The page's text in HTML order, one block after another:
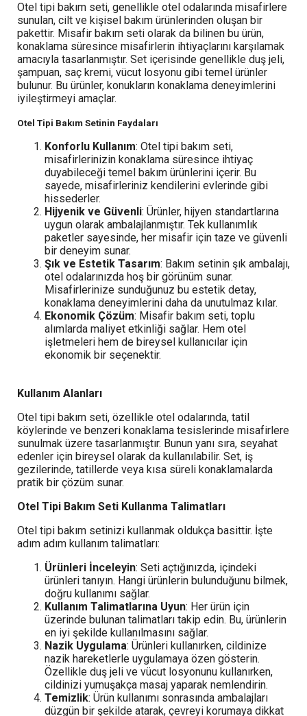
Otel tipi bakım seti, genellikle otel odalarında misafirlere
sunulan, cilt ve kişisel bakım ürünlerinden oluşan bir
pakettir. Misafir bakım seti olarak da bilinen bu ürün,
konaklama süresince misafirlerin ihtiyaçlarını karşılamak
amacıyla tasarlanmıştır. Set içerisinde genellikle duş jeli,
şampuan, saç kremi, vücut losyonu gibi temel ürünler
bulunur. Bu ürünler, konukların konaklama deneyimlerini
iyileştirmeyi amaçlar.
Otel Tipi Bakım Setinin Faydaları
Konforlu Kullanım: Otel tipi bakım seti,
misafirlerinizin konaklama süresince ihtiyaç
duyabileceği temel bakım ürünlerini içerir. Bu
sayede, misafirleriniz kendilerini evlerinde gibi
hissederler.
Hijyenik ve Güvenli: Ürünler, hijyen standartlarına
uygun olarak ambalajlanmıştır. Tek kullanımlık
paketler sayesinde, her misafir için taze ve güvenli
bir deneyim sunar.
Şık ve Estetik Tasarım: Bakım setinin şık ambalajı,
otel odalarınızda hoş bir görünüm sunar.
Misafirlerinize sunduğunuz bu estetik detay,
konaklama deneyimlerini daha da unutulmaz kılar.
Ekonomik Çözüm: Misafir bakım seti, toplu
alımlarda maliyet etkinliği sağlar. Hem otel
işletmeleri hem de bireysel kullanıcılar için
ekonomik bir seçenektir.
Kullanım Alanları
Otel tipi bakım seti, özellikle otel odalarında, tatil
köylerinde ve benzeri konaklama tesislerinde misafirlere
sunulmak üzere tasarlanmıştır. Bunun yanı sıra, seyahat
edenler için bireysel olarak da kullanılabilir. Set, iş
gezilerinde, tatillerde veya kısa süreli konaklamalarda
pratik bir çözüm sunar.
Otel Tipi Bakım Seti Kullanma Talimatları
Otel tipi bakım setinizi kullanmak oldukça basittir. İşte
adım adım kullanım talimatları:
Ürünleri İnceleyin: Seti açtığınızda, içindeki
ürünleri tanıyın. Hangi ürünlerin bulunduğunu bilmek,
doğru kullanımı sağlar.
Kullanım Talimatlarına Uyun: Her ürün için
üzerinde bulunan talimatları takip edin. Bu, ürünlerin
en iyi şekilde kullanılmasını sağlar.
Nazik Uygulama: Ürünleri kullanırken, cildinize
nazik hareketlerle uygulamaya özen gösterin.
Özellikle duş jeli ve vücut losyonunu kullanırken,
cildinizi yumuşakça masaj yaparak nemlendirin.
Temizlik: Ürün kullanımı sonrasında ambalajları
düzgün bir şekilde atarak, çevreyi korumaya dikkat